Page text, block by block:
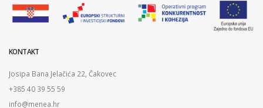
KONTAKT
Josipa Bana Jelačića 22, Čakovec
+385 40 39 55 59
info@menea.hr